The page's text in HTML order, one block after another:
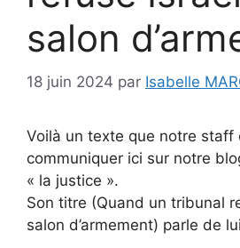
salon
18 juin 2024 par Isabelle
Voilà un texte que notre staff
communiquer ici sur notre
« la justice ».
Son titre (Quand un tribunal
salon d’armement) parle de